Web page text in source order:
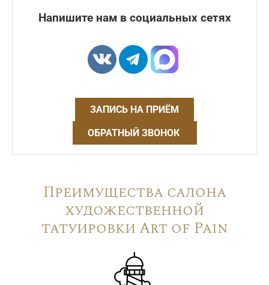
Напишите нам в социальных сетях
ЗАПИСЬ НА ПРИЁМ
ОБРАТНЫЙ ЗВОНОК
Преимущества салона
художественной
татуировки Art of Pain